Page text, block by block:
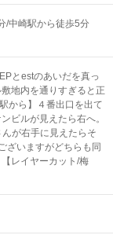
/中崎駅から徒歩5分
とestのあいだを真っ
地内を通りすぎると正
から】４番出口を出て
ビルが見えたら右へ。
が右手に見えたらそ
ざいますがどちらも同
レイヤーカット/梅